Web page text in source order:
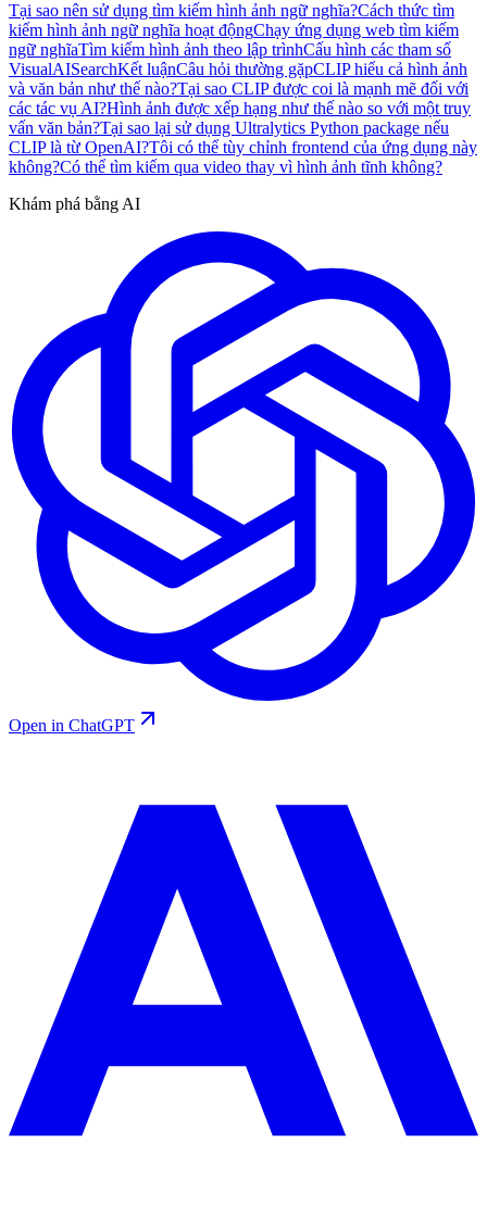
Tại sao nên sử dụng tìm kiếm hình ảnh ngữ nghĩa?Cách thức tìm
kiếm hình ảnh ngữ nghĩa hoạt độngChạy ứng dụng web tìm kiếm
ngữ nghĩaTìm kiếm hình ảnh theo lập trìnhCấu hình các tham số
VisualAISearchKết luậnCâu hỏi thường gặpCLIP hiểu cả hình ảnh
và văn bản như thế nào?Tại sao CLIP được coi là mạnh mẽ đối với
các tác vụ AI?Hình ảnh được xếp hạng như thế nào so với một truy
vấn văn bản?Tại sao lại sử dụng Ultralytics Python package nếu
CLIP là từ OpenAI?Tôi có thể tùy chỉnh frontend của ứng dụng này
không?Có thể tìm kiếm qua video thay vì hình ảnh tĩnh không?
Khám phá bằng AI
Open in ChatGPT